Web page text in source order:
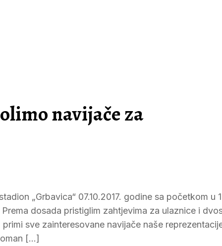
navijače za
„Grbavica“ 07.10.2017. godine sa početkom u
dosada pristiglim zahtjevima za ulaznice i
sve zainteresovane navijače naše
[…]